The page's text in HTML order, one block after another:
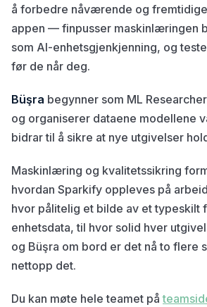
å forbedre nåværende og
appen — finpusser maskinlæringen
som AI-enhetsgjenkjenning, og
før de når deg.
Büşra begynner som ML
og organiserer dataene modellene
bidrar til å sikre at nye utgivelser
Maskinlæring og kvalitetssikring
hvordan Sparkify oppleves på
hvor pålitelig et bilde av et typeskilt
enhetsdata, til hvor solid hver
og Büşra om bord er det nå to flere
nettopp det.
Du kan møte hele teamet på